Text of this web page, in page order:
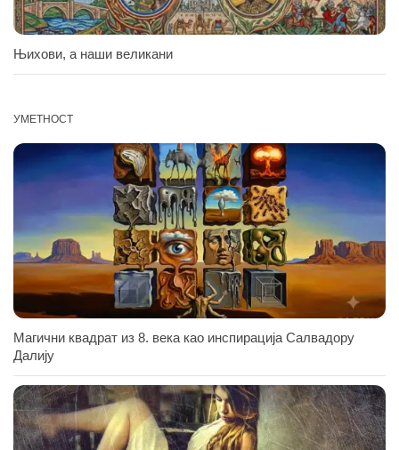
Њихови, а наши великани
УМЕТНОСТ
Магични квадрат из 8. века као инспирација Салвадору
Далију